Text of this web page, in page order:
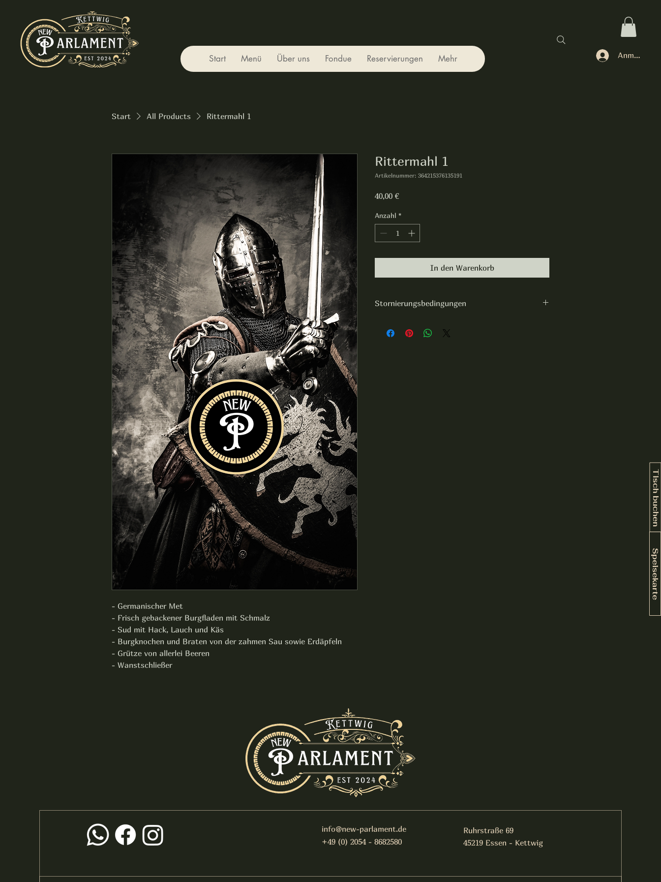
Start Menü Über uns Fondue Reservierungen Mehr Anmelden
Tisch buchen
Speisekarte
Start All Products Rittermahl 1
- Germanischer Met
- Frisch gebackener Burgfladen mit Schmalz
- Sud mit Hack, Lauch und Käs
- Burgknochen und Braten von der zahmen Sau sowie Erdäpfeln
- Grütze von allerlei Beeren
- Wanstschließer
Rittermahl 1
Artikelnummer: 364215376135191
40,00 €Preis
Anzahl *
In den Warenkorb
Stornierungsbedingungen
•⁠  ⁠Bis 14 Tage vor Termin kostenlos
info@new-parlament.de
+49 (0) 2054 - 8682580
Ruhrstraße 69
45219 Essen - Kettwig